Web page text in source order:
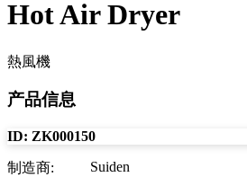
Hot Air Dryer
熱風機
产品信息
ID: ZK000150
制造商: Suiden